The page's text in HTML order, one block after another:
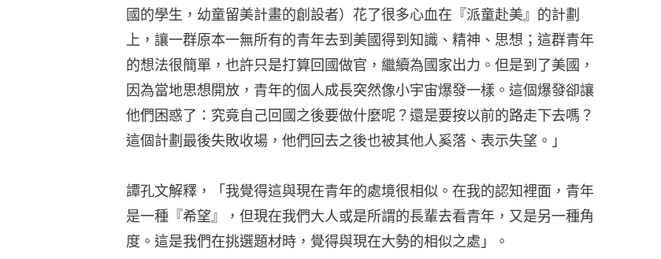
國的學生，幼童留美計畫的創設者）花了很多心血在『派童赴美』的計劃
上，讓一群原本一無所有的青年去到美國得到知識、精神、思想；這群青年
的想法很簡單，也許只是打算回國做官，繼續為國家出力。但是到了美國，
因為當地思想開放，青年的個人成長突然像小宇宙爆發一樣。這個爆發卻讓
他們困惑了：究竟自己回國之後要做什麼呢？還是要按以前的路走下去嗎？
這個計劃最後失敗收場，他們回去之後也被其他人奚落、表示失望。」
譚孔文解釋，「我覺得這與現在青年的處境很相似。在我的認知裡面，青年
是一種『希望』，但現在我們大人或是所謂的長輩去看青年，又是另一種角
度。這是我們在挑選題材時，覺得與現在大勢的相似之處」。